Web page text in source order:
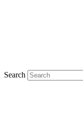
Search